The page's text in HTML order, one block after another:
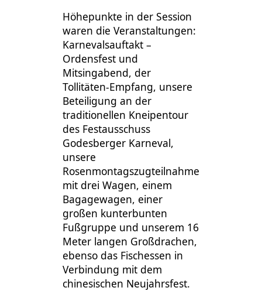
Höhepunkte in der Session
waren die Veranstaltungen:
Karnevalsauftakt –
Ordensfest und
Mitsingabend, der
Tollitäten-Empfang, unsere
Beteiligung an der
traditionellen Kneipentour
des Festausschuss
Godesberger Karneval,
unsere
Rosenmontagszugteilnahme
mit drei Wagen, einem
Bagagewagen, einer
großen kunterbunten
Fußgruppe und unserem 16
Meter langen Großdrachen,
ebenso das Fischessen in
Verbindung mit dem
chinesischen Neujahrsfest.